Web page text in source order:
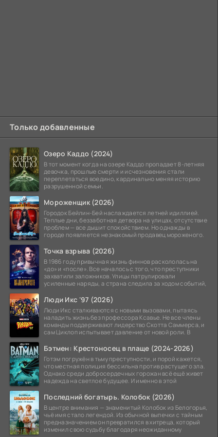
Только добавленные
Озеро Каддо (2024)
В тот момент когда на озере Каддо пропадает 8-летняя
девочка, прошлые смерти и исчезновения стали
переплетаться воедино, кардинально меняя историю
разрушенной семьи.
Мороженщик (2026)
Городок Бейлин-Бей наслаждается летней идиллией.
Теплые дни, беззаботная детвора на улицах, отсутствие
проблем — все дышит спокойствием. Но однажды в
городе появляется незнакомый продавец мороженого.
Точка взрыва (2026)
В 1986 году привычная жизнь финнов раскололась на
«до» и «после». Все началось с того, что преступники
захватили заложников. Улицы патрулировали
усиленные наряды, а страна следила за ходом событий,
Люди Икс '97 (2026)
Люди Икс сталкиваются с новыми вызовами, пытаясь
наладить жизнь без профессора Ксавье. Не все члены
команды поддерживают лидерство Скотта Саммерса, и
сам Циклоп испытывает давление от новой роли. В
Бэтмен: Крестоносец в плаще (2024-2026)
Готэм погружён в тьму преступности, и порой кажется,
что местная полиция бессильна против растущего зла.
Однако среди добросердечных горожан всё ещё живет
надежда на светлое будущее. И именно в этой
Последний богатырь. Колобок (2026)
В центре внимания — знаменитый Колобок из Белогорья,
чьё имя стало легендой. Из обычной выпечки с тайным
предназначением он превратился в хитреца, который
изменил свою судьбу благодаря неожиданному